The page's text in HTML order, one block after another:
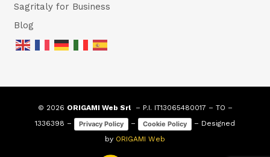
Sagritaly for Business
Blog
© 2026 ORIGAMI Web Srl– P.I. IT13065480017 – TO –
1336398 –
Privacy Policy – Cookie Policy
– Designed
by ORIGAMI Web